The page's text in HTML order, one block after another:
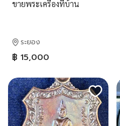
ขายพระเครื่องที่บ้าน
ระยอง
฿ 15,000